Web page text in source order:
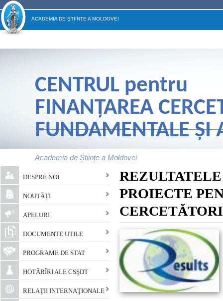
ACADEMIA DE ŞTIINŢE A MOLDOVEI
CENTRUL pentru
FINANŢAREA
FUNDAMENTALE ŞI
Academia de Științe a Moldovei
PROIECTE
CERCETĂTORI
Main menu
DESPRE NOI
NOUTĂȚI
APELURI
DOCUMENTE UTILE
PROGRAME DE STAT
HOTĂRÎRI ALE CSŞDT
RELAŢII INTERNAŢIONALE